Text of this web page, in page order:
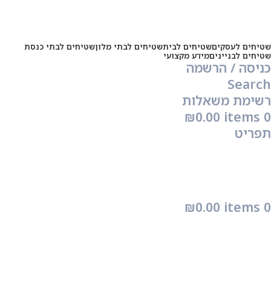
שטיחים לעסקיםשטיחים לביתשטיחים לבתי מלוןשטיחים לבתי כנסת
שטיחים לבנייניםמידע מקצועי
כניסה / הרשמה
Search
רשימת משאלות
0
items
₪0.00
תפריט
0
items
₪0.00